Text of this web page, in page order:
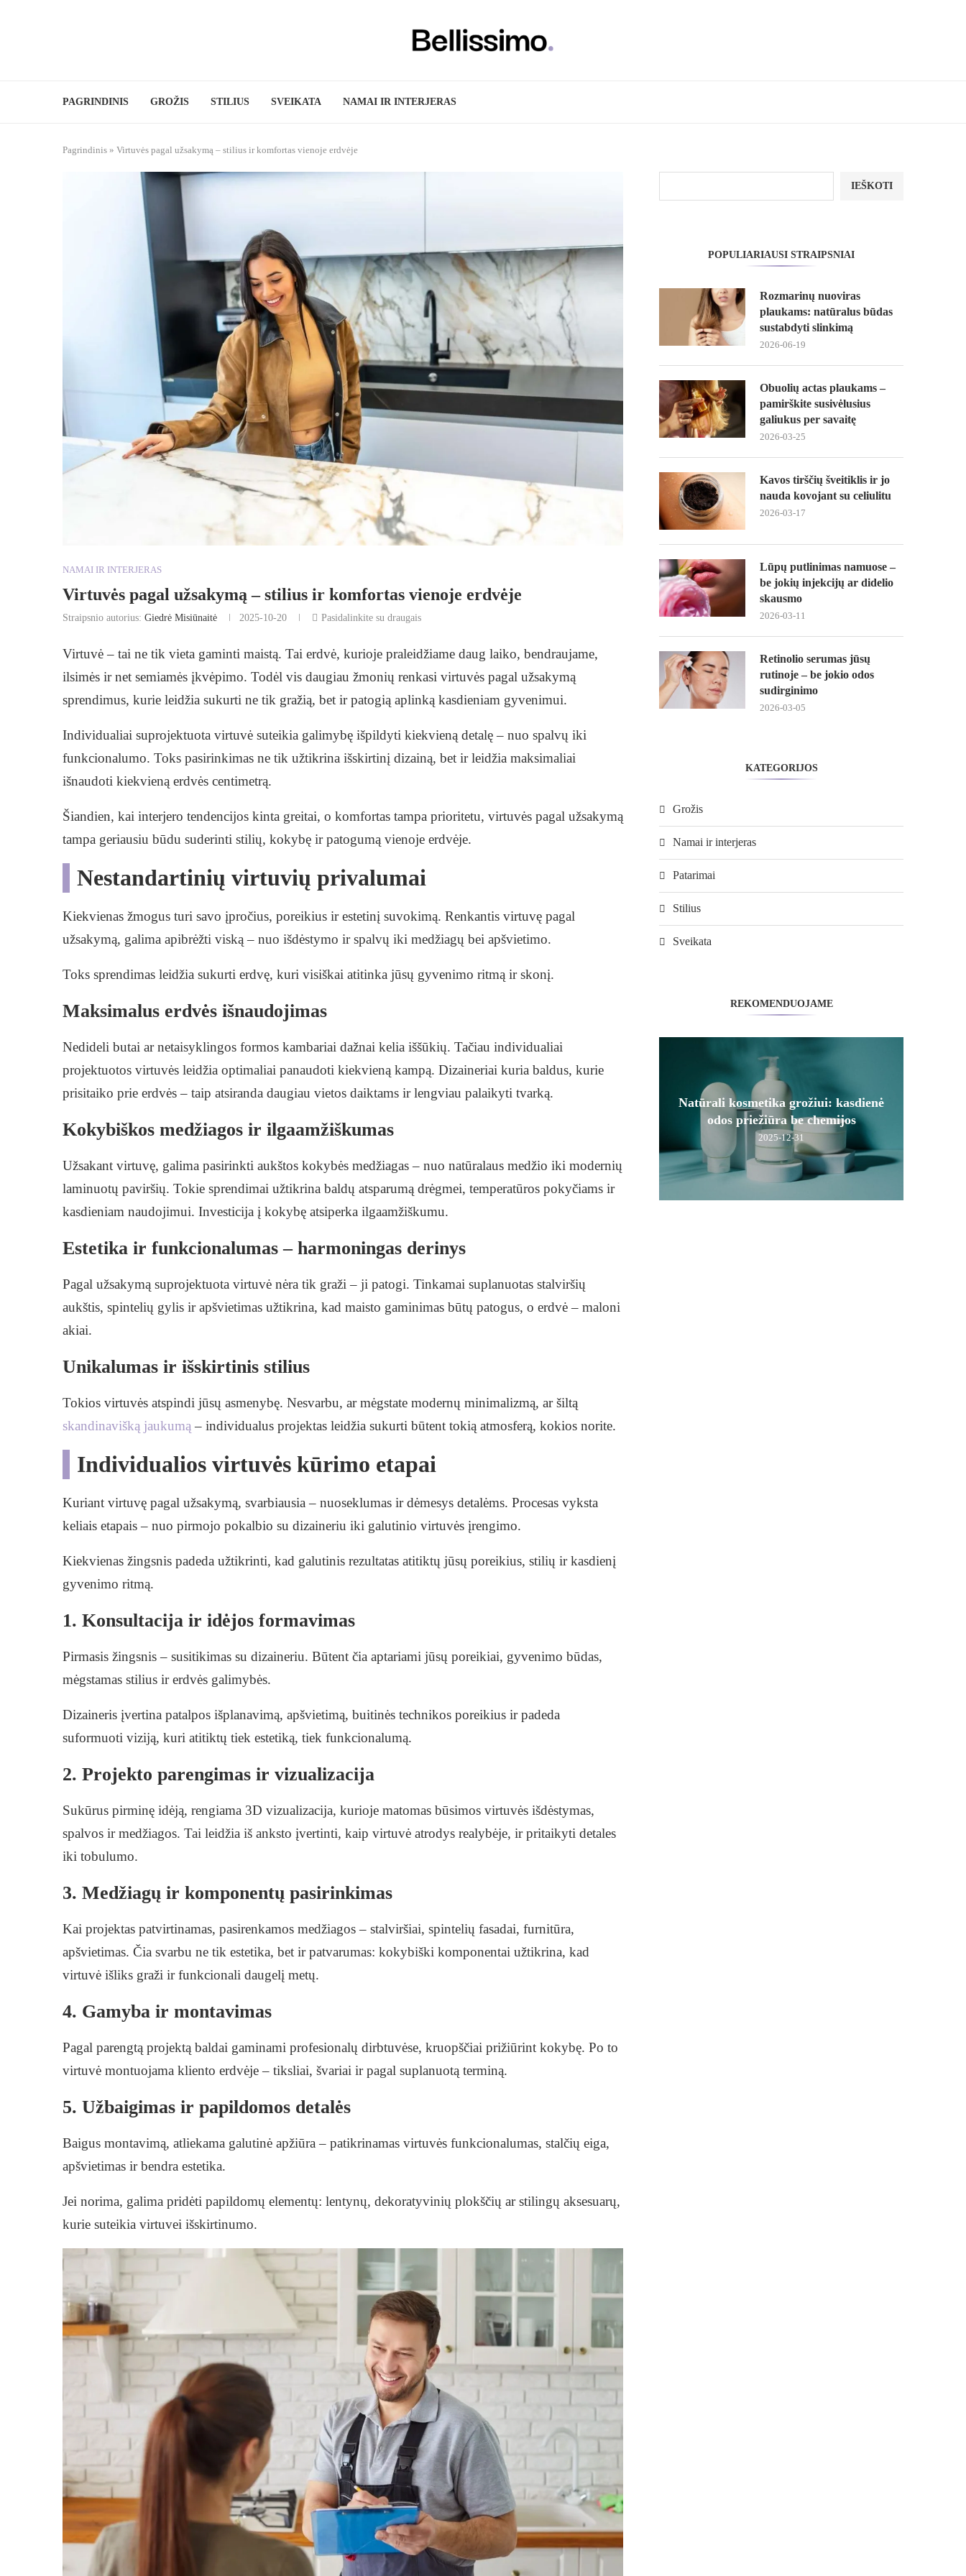
PAGRINDINIS GROŽIS STILIUS SVEIKATA NAMAI IR INTERJERAS
Pagrindinis » Virtuvės pagal užsakymą – stilius ir komfortas vienoje erdvėje
NAMAI IR INTERJERAS
Virtuvės pagal užsakymą – stilius ir komfortas vienoje erdvėje
Straipsnio autorius: Giedrė Misiūnaitė 2025-10-20 Pasidalinkite su draugais
Virtuvė – tai ne tik vieta gaminti maistą. Tai erdvė, kurioje praleidžiame daug laiko, bendraujame,
ilsimės ir net semiamės įkvėpimo. Todėl vis daugiau žmonių renkasi virtuvės pagal užsakymą
sprendimus, kurie leidžia sukurti ne tik gražią, bet ir patogią aplinką kasdieniam gyvenimui.
Individualiai suprojektuota virtuvė suteikia galimybę išpildyti kiekvieną detalę – nuo spalvų iki
funkcionalumo. Toks pasirinkimas ne tik užtikrina išskirtinį dizainą, bet ir leidžia maksimaliai
išnaudoti kiekvieną erdvės centimetrą.
Šiandien, kai interjero tendencijos kinta greitai, o komfortas tampa prioritetu, virtuvės pagal užsakymą
tampa geriausiu būdu suderinti stilių, kokybę ir patogumą vienoje erdvėje.
Nestandartinių virtuvių privalumai
Kiekvienas žmogus turi savo įpročius, poreikius ir estetinį suvokimą. Renkantis virtuvę pagal
užsakymą, galima apibrėžti viską – nuo išdėstymo ir spalvų iki medžiagų bei apšvietimo.
Toks sprendimas leidžia sukurti erdvę, kuri visiškai atitinka jūsų gyvenimo ritmą ir skonį.
Maksimalus erdvės išnaudojimas
Nedideli butai ar netaisyklingos formos kambariai dažnai kelia iššūkių. Tačiau individualiai
projektuotos virtuvės leidžia optimaliai panaudoti kiekvieną kampą. Dizaineriai kuria baldus, kurie
prisitaiko prie erdvės – taip atsiranda daugiau vietos daiktams ir lengviau palaikyti tvarką.
Kokybiškos medžiagos ir ilgaamžiškumas
Užsakant virtuvę, galima pasirinkti aukštos kokybės medžiagas – nuo natūralaus medžio iki modernių
laminuotų paviršių. Tokie sprendimai užtikrina baldų atsparumą drėgmei, temperatūros pokyčiams ir
kasdieniam naudojimui. Investicija į kokybę atsiperka ilgaamžiškumu.
Estetika ir funkcionalumas – harmoningas derinys
Pagal užsakymą suprojektuota virtuvė nėra tik graži – ji patogi. Tinkamai suplanuotas stalviršių
aukštis, spintelių gylis ir apšvietimas užtikrina, kad maisto gaminimas būtų patogus, o erdvė – maloni
akiai.
Unikalumas ir išskirtinis stilius
Tokios virtuvės atspindi jūsų asmenybę. Nesvarbu, ar mėgstate modernų minimalizmą, ar šiltą
skandinavišką jaukumą – individualus projektas leidžia sukurti būtent tokią atmosferą, kokios norite.
Individualios virtuvės kūrimo etapai
Kuriant virtuvę pagal užsakymą, svarbiausia – nuoseklumas ir dėmesys detalėms. Procesas vyksta
keliais etapais – nuo pirmojo pokalbio su dizaineriu iki galutinio virtuvės įrengimo.
Kiekvienas žingsnis padeda užtikrinti, kad galutinis rezultatas atitiktų jūsų poreikius, stilių ir kasdienį
gyvenimo ritmą.
1. Konsultacija ir idėjos formavimas
Pirmasis žingsnis – susitikimas su dizaineriu. Būtent čia aptariami jūsų poreikiai, gyvenimo būdas,
mėgstamas stilius ir erdvės galimybės.
Dizaineris įvertina patalpos išplanavimą, apšvietimą, buitinės technikos poreikius ir padeda
suformuoti viziją, kuri atitiktų tiek estetiką, tiek funkcionalumą.
2. Projekto parengimas ir vizualizacija
Sukūrus pirminę idėją, rengiama 3D vizualizacija, kurioje matomas būsimos virtuvės išdėstymas,
spalvos ir medžiagos. Tai leidžia iš anksto įvertinti, kaip virtuvė atrodys realybėje, ir pritaikyti detales
iki tobulumo.
3. Medžiagų ir komponentų pasirinkimas
Kai projektas patvirtinamas, pasirenkamos medžiagos – stalviršiai, spintelių fasadai, furnitūra,
apšvietimas. Čia svarbu ne tik estetika, bet ir patvarumas: kokybiški komponentai užtikrina, kad
virtuvė išliks graži ir funkcionali daugelį metų.
4. Gamyba ir montavimas
Pagal parengtą projektą baldai gaminami profesionalų dirbtuvėse, kruopščiai prižiūrint kokybę. Po to
virtuvė montuojama kliento erdvėje – tiksliai, švariai ir pagal suplanuotą terminą.
5. Užbaigimas ir papildomos detalės
Baigus montavimą, atliekama galutinė apžiūra – patikrinamas virtuvės funkcionalumas, stalčių eiga,
apšvietimas ir bendra estetika.
Jei norima, galima pridėti papildomų elementų: lentynų, dekoratyvinių plokščių ar stilingų aksesuarų,
kurie suteikia virtuvei išskirtinumo.
IEŠKOTI
POPULIARIAUSI STRAIPSNIAI
Rozmarinų nuoviras
plaukams: natūralus būdas
sustabdyti slinkimą
2026-06-19
Obuolių actas plaukams –
pamirškite susivėlusius
galiukus per savaitę
2026-03-25
Kavos tirščių šveitiklis ir jo
nauda kovojant su celiulitu
2026-03-17
Lūpų putlinimas namuose –
be jokių injekcijų ar didelio
skausmo
2026-03-11
Retinolio serumas jūsų
rutinoje – be jokio odos
sudirginimo
2026-03-05
KATEGORIJOS
Grožis
Namai ir interjeras
Patarimai
Stilius
Sveikata
REKOMENDUOJAME
Natūrali kosmetika grožiui: kasdienė
odos priežiūra be chemijos
2025-12-31